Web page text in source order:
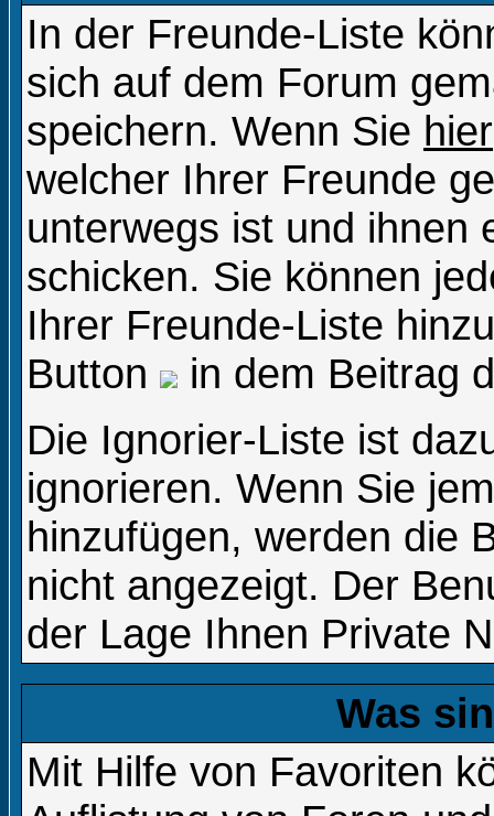
In der Freunde-Liste
sich auf dem Forum
speichern. Wenn Sie hier
welcher Ihrer Freunde
unterwegs ist und ihnen
schicken. Sie können
Ihrer Freunde-Liste
Button
in dem Beitrag
Die Ignorier-Liste ist
ignorieren. Wenn Sie
hinzufügen, werden die
nicht angezeigt. Der
der Lage Ihnen Private
Was
Mit Hilfe von Favoriten